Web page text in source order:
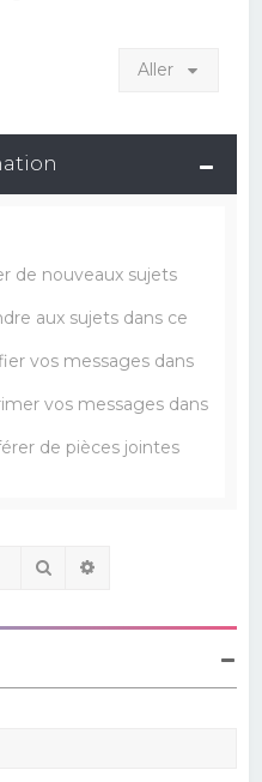
Aller
de nouveaux sujets
aux sujets dans ce
vos messages dans
vos messages dans
de pièces jointes
Rechercher